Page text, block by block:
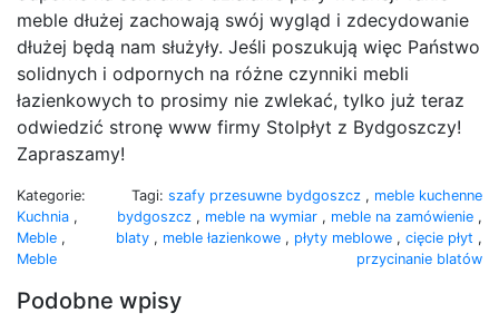
meble dłużej zachowają swój wygląd i zdecydowanie
dłużej będą nam służyły. Jeśli poszukują więc Państwo
solidnych i odpornych na różne czynniki mebli
łazienkowych to prosimy nie zwlekać, tylko już teraz
odwiedzić stronę www firmy Stolpłyt z Bydgoszczy!
Zapraszamy!
Kategorie:
Kuchnia ,
Meble ,
Meble
Tagi: szafy przesuwne bydgoszcz , meble kuchenne
bydgoszcz , meble na wymiar , meble na zamówienie ,
blaty , meble łazienkowe , płyty meblowe , cięcie płyt ,
przycinanie blatów
Podobne wpisy